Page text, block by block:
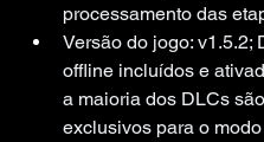
processamento das
Versão do jogo: v1.5.2;
offline incluídos e
a maioria dos DLCs são
exclusivos para o